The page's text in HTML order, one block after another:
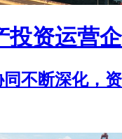
投资运营
不断深化，